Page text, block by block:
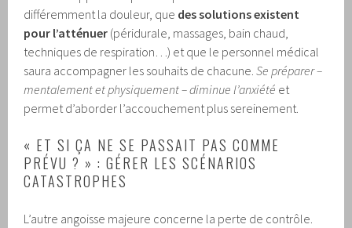
différemment la douleur, que des solutions existent
pour l’atténuer (péridurale, massages, bain chaud,
techniques de respiration…) et que le personnel médical
saura accompagner les souhaits de chacune.Se préparer –
mentalement et physiquement – diminue l’anxiété et
permet d’aborder l’accouchement plus sereinement.
« ET SI ÇA NE SE PASSAIT PAS COMME
PRÉVU ? » : GÉRER LES SCÉNARIOS
CATASTROPHES
L’autre angoisse majeure concerne la perte de contrôle.